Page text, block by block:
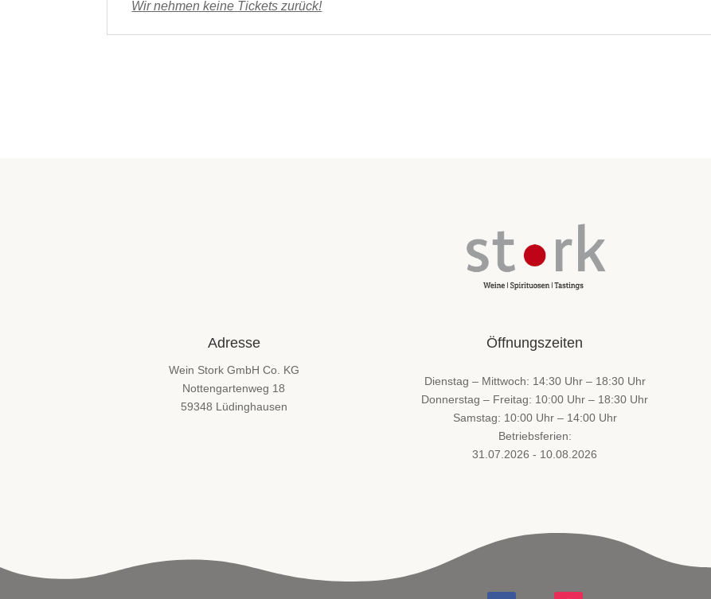
Wir nehmen keine Tickets zurück!
Adresse
Wein Stork GmbH Co. KG
Nottengartenweg 18
59348 Lüdinghausen
Öffnungszeiten
Dienstag – Mittwoch: 14:30 Uhr – 18:30 Uhr
Donnerstag – Freitag: 10:00 Uhr – 18:30 Uhr
Samstag: 10:00 Uhr – 14:00 Uhr
Betriebsferien:
31.07.2026 - 10.08.2026